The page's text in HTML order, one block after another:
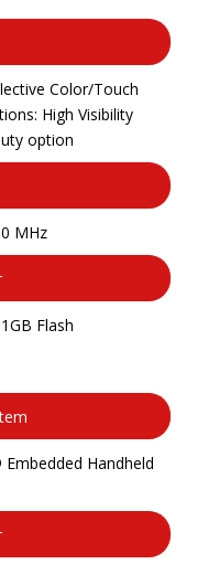
Color/Touch
High Visibility
option
MHz
Flash
Handheld